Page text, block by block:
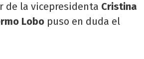
de la vicepresidenta Cristina
Lobo puso en duda el